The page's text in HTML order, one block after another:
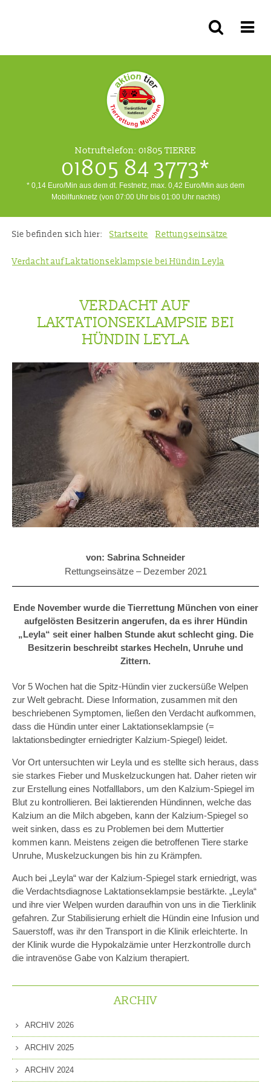
Notruftelefon: 01805 TIERRE
01805 84 3773*
* 0,14 Euro/Min aus dem dt. Festnetz, max. 0,42 Euro/Min aus dem
Mobilfunknetz (von 07:00 Uhr bis 01:00 Uhr nachts)
Sie befinden sich hier: Startseite Rettungseinsätze
Verdacht auf Laktationseklampsie bei Hündin Leyla
VERDACHT AUF
LAKTATIONSEKLAMPSIE BEI
HÜNDIN LEYLA
von: Sabrina Schneider
Rettungseinsätze – Dezember 2021
Ende November wurde die Tierrettung München von einer
aufgelösten Besitzerin angerufen, da es ihrer Hündin
„Leyla“ seit einer halben Stunde akut schlecht ging. Die
Besitzerin beschreibt starkes Hecheln, Unruhe und
Zittern.
Vor 5 Wochen hat die Spitz-Hündin vier zuckersüße Welpen
zur Welt gebracht. Diese Information, zusammen mit den
beschriebenen Symptomen, ließen den Verdacht aufkommen,
dass die Hündin unter einer Laktationseklampsie (=
laktationsbedingter erniedrigter Kalzium-Spiegel) leidet.
Vor Ort untersuchten wir Leyla und es stellte sich heraus, dass
sie starkes Fieber und Muskelzuckungen hat. Daher rieten wir
zur Erstellung eines Notfalllabors, um den Kalzium-Spiegel im
Blut zu kontrollieren. Bei laktierenden Hündinnen, welche das
Kalzium an die Milch abgeben, kann der Kalzium-Spiegel so
weit sinken, dass es zu Problemen bei dem Muttertier
kommen kann. Meistens zeigen die betroffenen Tiere starke
Unruhe, Muskelzuckungen bis hin zu Krämpfen.
Auch bei „Leyla“ war der Kalzium-Spiegel stark erniedrigt, was
die Verdachtsdiagnose Laktationseklampsie bestärkte. „Leyla“
und ihre vier Welpen wurden daraufhin von uns in die Tierklinik
gefahren. Zur Stabilisierung erhielt die Hündin eine Infusion und
Sauerstoff, was ihr den Transport in die Klinik erleichterte. In
der Klinik wurde die Hypokalzämie unter Herzkontrolle durch
die intravenöse Gabe von Kalzium therapiert.
ARCHIV
ARCHIV 2026
ARCHIV 2025
ARCHIV 2024